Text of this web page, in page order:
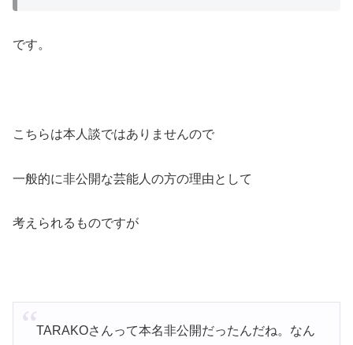
です。
こちらは本人談ではありませんので
一般的に非公開な芸能人の方の理由として
考えられるものですが
TARAKOさんって本名非公開だったんだね。なん